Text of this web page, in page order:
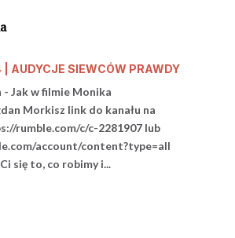
| AUDYCJE SIEWCÓW PRAWDY
Jak w filmie Monika
Morkisz link do kanału na
rumble.com/c/c-2281907 lub
account/content?type=all
się to, co robimy i...